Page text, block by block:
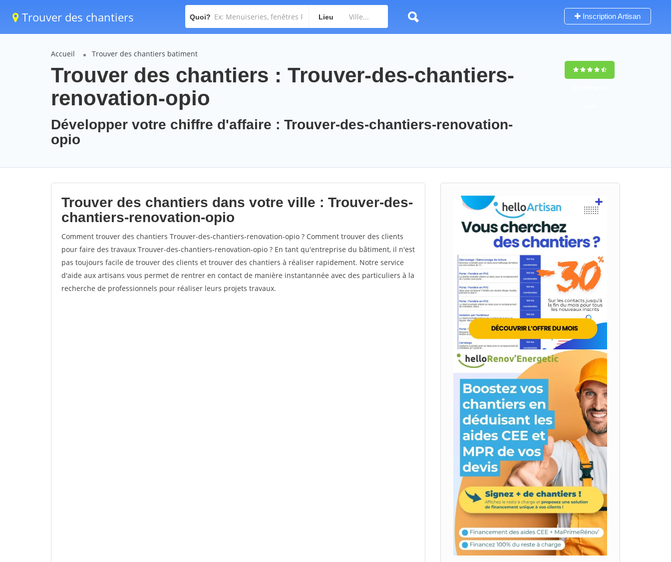
Trouver des chantiers Quoi? Lieu Inscription Artisan
Accueil Trouver des chantiers batiment
Trouver des chantiers : Trouver-des-chantiers-
renovation-opio
Développer votre chiffre d'affaire : Trouver-des-chantiers-renovation-
opio
Trouver des chantiers dans votre ville : Trouver-des-
chantiers-renovation-opio
Comment trouver des chantiers Trouver-des-chantiers-renovation-opio ? Comment trouver des clients
pour faire des travaux Trouver-des-chantiers-renovation-opio ? En tant qu'entreprise du bâtiment, il n'est
pas toujours facile de trouver des clients et trouver des chantiers à réaliser rapidement. Notre service
d'aide aux artisans vous permet de rentrer en contact de manière instantannée avec des particuliers à la
recherche de professionnels pour réaliser leurs projets travaux.